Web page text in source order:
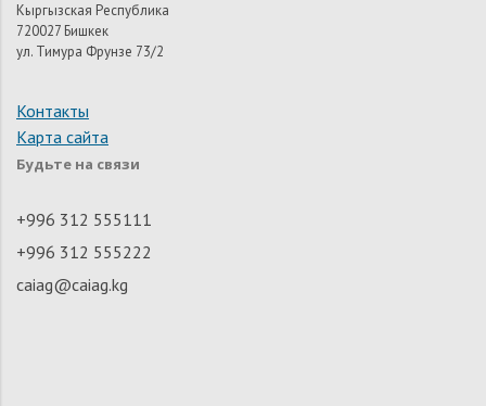
Кыргызская Республика
720027 Бишкек
ул. Тимура Фрунзе 73/2
Контакты
Карта сайта
Будьте на связи
+996 312 555111
+996 312 555222
caiag@caiag.kg